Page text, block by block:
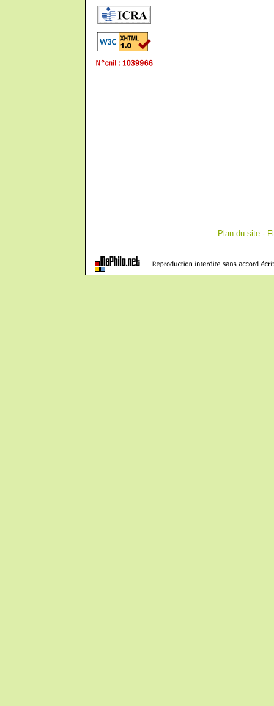
Plan du site-